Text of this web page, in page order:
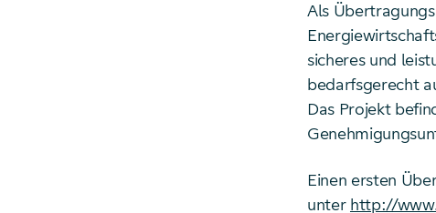
Als
sicheres und
bedarfsgerecht
Das Projekt
Einen ersten
unter http://